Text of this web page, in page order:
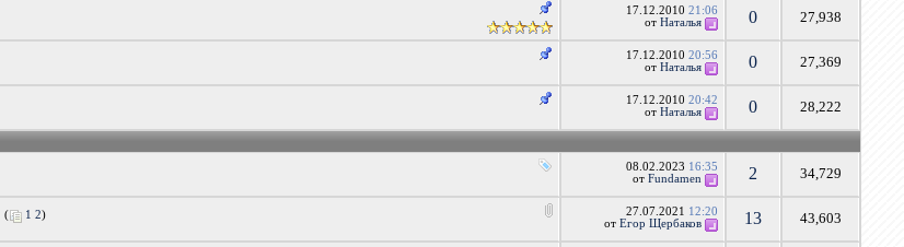
17.12.201021:06
отНаталья 0 27,938
17.12.201020:56
отНаталья 0 27,369
17.12.201020:42
отНаталья 0 28,222
08.02.2023 16:35
отFundamen 2 34,729
( 1 2)
27.07.2021 12:20
отЕгор Щербаков 13 43,603